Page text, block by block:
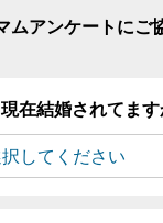
ムアンケートにご
現在結婚されてます